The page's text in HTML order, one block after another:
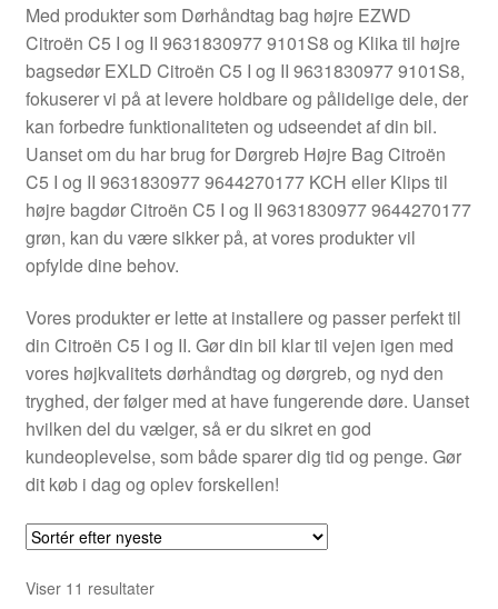
Om os
Privatlivspolitik
Vilkår og betingelser
Med produkter som Dørhåndtag bag højre EZWD
Citroën C5 I og II 9631830977 9101S8 og Klika til højre
bagsedør EXLD Citroën C5 I og II 9631830977 9101S8,
fokuserer vi på at levere holdbare og pålidelige dele, der
kan forbedre funktionaliteten og udseendet af din bil.
Uanset om du har brug for Dørgreb Højre Bag Citroën
C5 I og II 9631830977 9644270177 KCH eller Klips til
højre bagdør Citroën C5 I og II 9631830977 9644270177
grøn, kan du være sikker på, at vores produkter vil
opfylde dine behov.
Vores produkter er lette at installere og passer perfekt til
din Citroën C5 I og II. Gør din bil klar til vejen igen med
vores højkvalitets dørhåndtag og dørgreb, og nyd den
tryghed, der følger med at have fungerende døre. Uanset
hvilken del du vælger, så er du sikret en god
kundeoplevelse, som både sparer dig tid og penge. Gør
dit køb i dag og oplev forskellen!
Viser 11 resultaterSorteret